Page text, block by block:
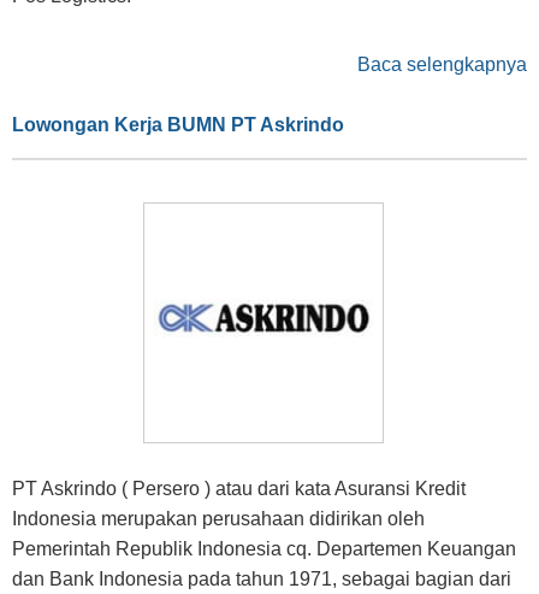
Baca selengkapnya
Lowongan Kerja BUMN PT Askrindo
PT Askrindo ( Persero ) atau dari kata Asuransi Kredit
Indonesia merupakan perusahaan didirikan oleh
Pemerintah Republik Indonesia cq. Departemen Keuangan
dan Bank Indonesia pada tahun 1971, sebagai bagian dari